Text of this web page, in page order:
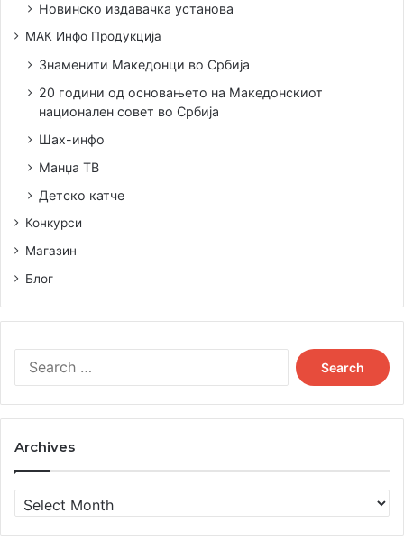
Новинско издавачка установа
МАК Инфо Продукција
Знаменити Македонци во Србија
20 години од основањето на Македонскиот
национален совет во Србија
Шах-инфо
Манџа ТВ
Детско катче
Конкурси
Магазин
Блог
Search
for:
Archives
Archives